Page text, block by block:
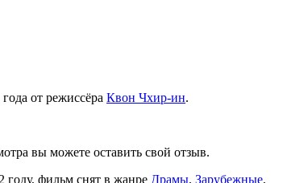
от режиссёра Квон Чхир-ин.
вы можете оставить свой отзыв.
году, фильм снят в жанре Драмы, Зарубежные,